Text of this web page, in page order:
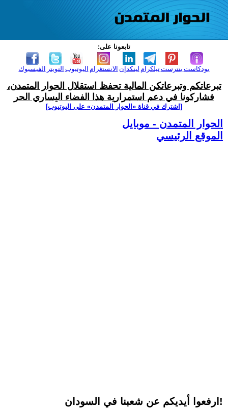
تابعونا على:
الفيسبوك التويتر اليوتيوب الانستغرام لينكدإن تيلكرامبنترست بودكاست
تبرعاتكم وتبرعاتكن المالية تحفظ استقلال الحوار المتمدن،
فشاركونا في دعم استمرارية هذا الفضاء اليساري الحر
[اشترك في قناة ‫«الحوار المتمدن» على اليوتيوب]
الحوار المتمدن - موبايل
الموقع الرئيسي
ارفعوا أيديكم عن شعبنا في السودان!